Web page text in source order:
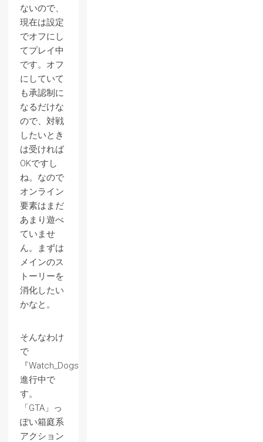
ないので、
現在は設定
でオフにし
てプレイ中
です。オフ
にしていて
も承認制に
なるだけな
ので、対戦
したいとき
は受ければ
OKですし
ね。なので
オンライン
要素はまだ
あまり遊べ
ていませ
ん。まずは
メインのス
トーリーを
消化したい
かなと。
そんなわけ
で
『Watch_Dogs』
進行中で
す。
「GTA」っ
ぽい箱庭系
アクション